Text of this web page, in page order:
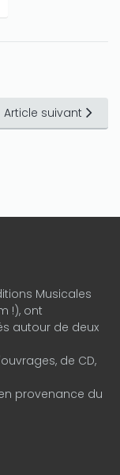
Article suivant
Musicales
!), ont
autour de deux
de CD,
provenance du